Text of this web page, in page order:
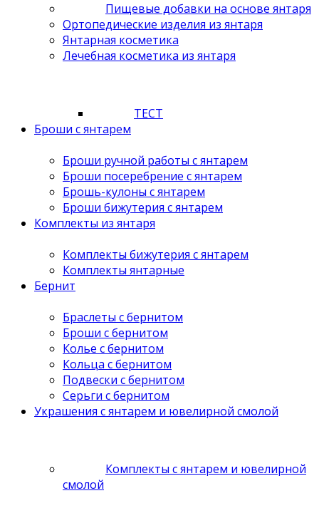
Пищевые добавки на основе янтаря
Ортопедические изделия из янтаря
Янтарная косметика
Лечебная косметика из янтаря
ТЕСТ
Броши с янтарем
Броши ручной работы с янтарем
Броши посеребрение с янтарем
Брошь-кулоны с янтарем
Броши бижутерия с янтарем
Комплекты из янтаря
Комплекты бижутерия с янтарем
Комплекты янтарные
Бернит
Браслеты с бернитом
Броши с бернитом
Колье с бернитом
Кольца с бернитом
Подвески с бернитом
Серьги с бернитом
Украшения с янтарем и ювелирной смолой
Комплекты с янтарем и ювелирной
смолой